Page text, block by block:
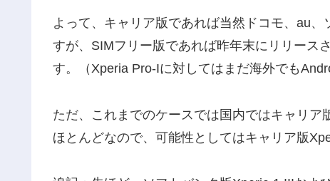
よって、キャリア版であれば当然ドコモ、au
すが、SIMフリー版であれば昨年末にリリース
す。（Xperia Pro-Iに対してはまだ海外でも
ただ、これまでのケースでは国内ではキャリ
ほとんどなので、可能性としてはキャリア版